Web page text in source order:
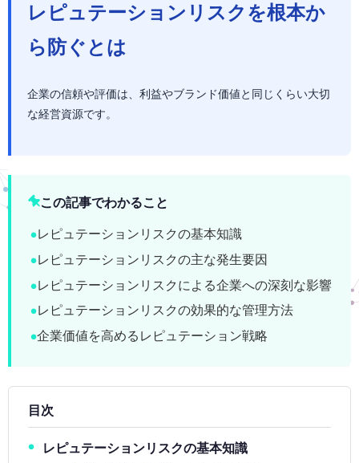
レピュテーションリスクを根本か
ら防ぐとは
企業の信頼や評価は、利益やブランド価値と同じくらい大切
な経営資源です。
この記事でわかること
レピュテーションリスクの基本知識
レピュテーションリスクの主な発生要因
レピュテーションリスクによる企業への深刻な影響
レピュテーションリスクの効果的な管理方法
企業価値を高めるレピュテーション戦略
目次
レピュテーションリスクの基本知識